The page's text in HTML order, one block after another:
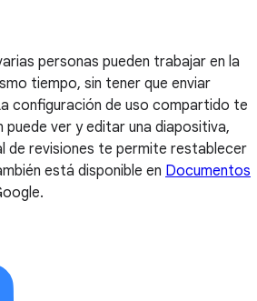
personas pueden trabajar en la
tiempo, sin tener que enviar
configuración de uso compartido te
ver y editar una diapositiva,
de revisiones te permite restablecer
está disponible en Documentos